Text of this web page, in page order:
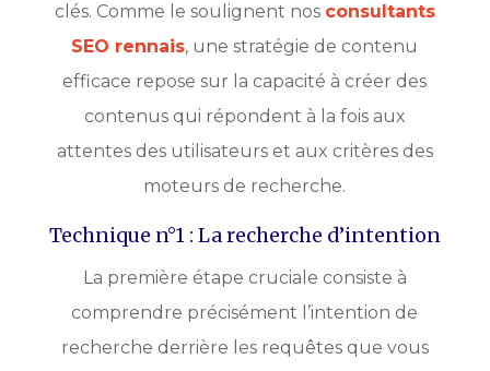
clés. Comme le soulignent nos consultants
SEO rennais, une stratégie de contenu
efficace repose sur la capacité à créer des
contenus qui répondent à la fois aux
attentes des utilisateurs et aux critères des
moteurs de recherche.
Technique n°1 : La recherche d’intention
La première étape cruciale consiste à
comprendre précisément l’intention de
recherche derrière les requêtes que vous